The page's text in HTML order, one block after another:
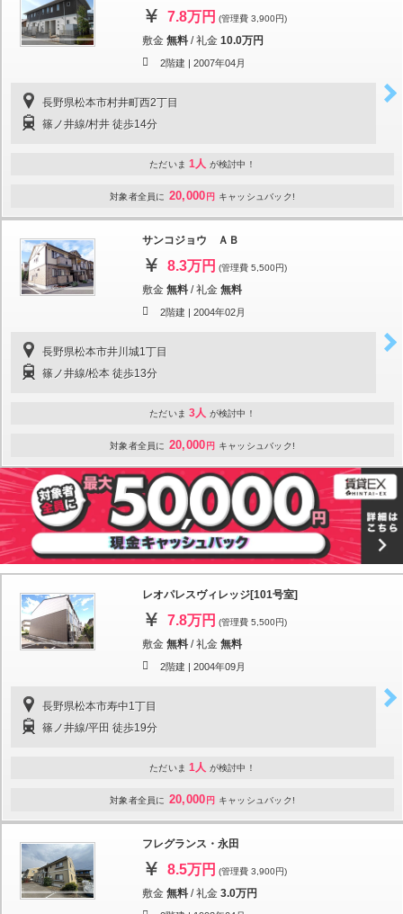
7.8万円 (管理費 3,900円)
敷金 無料 /礼金 10.0万円
2階建 | 2007年04月
長野県松本市村井町西2丁目
篠ノ井線/村井 徒歩14分
ただいま 1人 が検討中！
対象者全員に 20,000 円 キャッシュバック!
サンコジョウ ＡＢ
8.3万円 (管理費 5,500円)
敷金 無料 /礼金 無料
2階建 | 2004年02月
長野県松本市井川城1丁目
篠ノ井線/松本 徒歩13分
ただいま 3人 が検討中！
対象者全員に 20,000 円 キャッシュバック!
レオパレスヴィレッジ[101号室]
7.8万円 (管理費 5,500円)
敷金 無料 /礼金 無料
2階建 | 2004年09月
長野県松本市寿中1丁目
篠ノ井線/平田 徒歩19分
ただいま 1人 が検討中！
対象者全員に 20,000 円 キャッシュバック!
フレグランス・永田
8.5万円 (管理費 3,900円)
敷金 無料 /礼金 3.0万円